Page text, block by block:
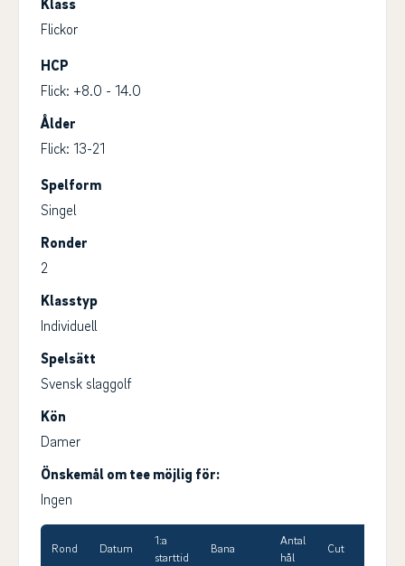
Klass
Flickor
HCP
Flick: +8.0 - 14.0
Ålder
Flick: 13-21
Spelform
Singel
Ronder
2
Klasstyp
Individuell
Spelsätt
Svensk slaggolf
Kön
Damer
Önskemål om tee möjlig för:
Ingen
Rond Datum
1:a
starttid
Bana
Antal
hål
Cut